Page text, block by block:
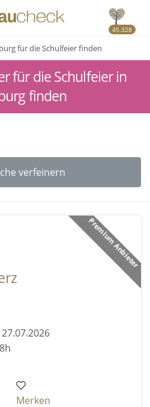
45.328
für die Schulfeier finden
für die Schulfeier in
finden
verfeinern
Premium Anbieter
Merken